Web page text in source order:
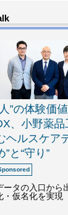
”の体験価
、小野薬
ヘルスケア
”と“守り”
ータの入口から
・仮名化を実現